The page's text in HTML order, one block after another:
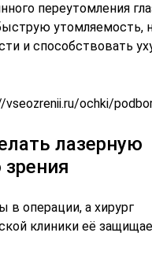
переутомления
утомляемость,
и способствовать
ochki/
лазерную
операции, а хирург
клиники её